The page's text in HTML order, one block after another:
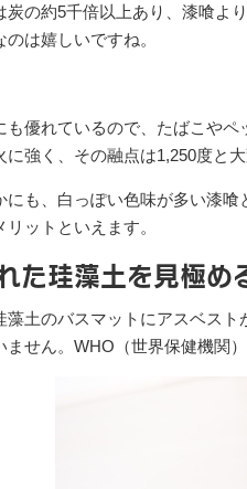
炭の約5千倍以上あり、漆喰よ
のは嬉しいですね。
も優れているので、たばこや
に強く、その融点は1,250度と大
にも、白っぽい色味が多い漆
リットといえます。
た珪藻土を見極め
藻土のバスマットにアスベス
ません。WHO（世界保健機関